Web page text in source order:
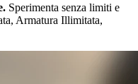
Sperimenta senza limiti e
Armatura Illimitata,